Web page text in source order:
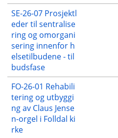
SE-26-07 Prosjektl
eder til sentralise
ring og omorgani
sering innenfor h
elsetilbudene - til
budsfase
FO-26-01 Rehabili
tering og utbyggi
ng av Claus Jense
n-orgel i Folldal ki
rke